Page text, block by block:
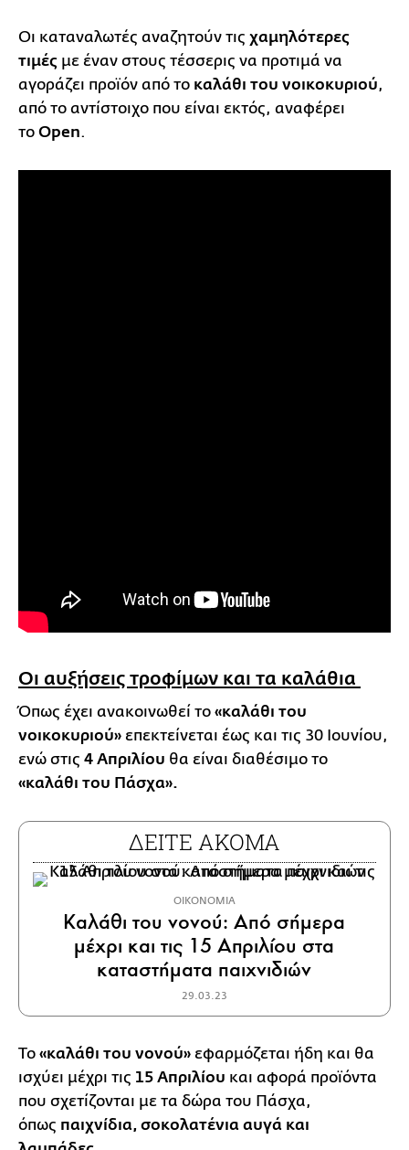
Οι καταναλωτές αναζητούν τις χαμηλότερες
τιμές με έναν στους τέσσερις να προτιμά να
αγοράζει προϊόν από το καλάθι του νοικοκυριού,
από το αντίστοιχο που είναι εκτός, αναφέρει
το Open.
Οι αυξήσεις τροφίμων και τα καλάθια
Όπως έχει ανακοινωθεί το «καλάθι του
νοικοκυριού» επεκτείνεται έως και τις 30 Ιουνίου,
ενώ στις 4 Απριλίου θα είναι διαθέσιμο το
«καλάθι του Πάσχα».
ΔΕΙΤΕ ΑΚΟΜΑ
ΟΙΚΟΝΟΜΙΑ
Καλάθι του νονού: Από σήμερα
μέχρι και τις 15 Απριλίου στα
καταστήματα παιχνιδιών
29.03.23
Το «καλάθι του νονού» εφαρμόζεται ήδη και θα
ισχύει μέχρι τις 15 Απριλίου και αφορά προϊόντα
που σχετίζονται με τα δώρα του Πάσχα,
όπως παιχνίδια, σοκολατένια αυγά και